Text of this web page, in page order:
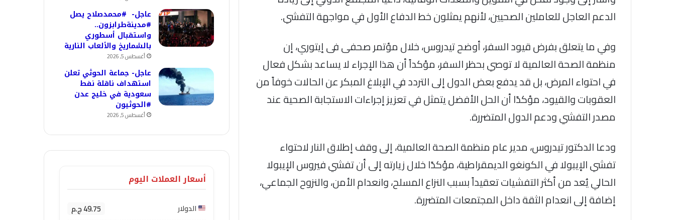
الدعم العاجل للعاملين الصحيين، لأنهم يمثلون خط الدفاع الأول في مواجهة التفشي.
وفي ما يتعلق بفرض قيود السفر، أوضح تيدروس، خلال مؤتمر صحفى فى إيتوري، إن
منظمة الصحة العالمية لا توصي بحظر السفر، مؤكداً أن هذا الإجراء لا يساعد بشكل فعال
في احتواء المرض، بل قد يدفع بعض الدول إلى التردد في الإبلاغ المبكر عن الحالات خوفاً من
العقوبات والقيود، مؤكدًا أن الحل الأفضل يتمثل في تعزيز إجراءات الاستجابة الصحية عند
مصدر التفشي ودعم الدول المتضررة.
ودعا الدكتور تيدروس، مدير عام منظمة الصحة العالمية، إلى وقف إطلاق النار لاحتواء
تفشي الإيبولا في الكونغو الديمقراطية، مؤكدًا خلال زيارته إلى أن تفشي فيروس الإيبولا
الحالي يُعد من أكثر التفشيات تعقيداً بسبب النزاع المسلح، وانعدام الأمن، والنزوح الجماعي،
إضافة إلى انعدام الثقة داخل المجتمعات المتضررة.
عاجل- #محمدصلاح يصل
#مدينةطرابزون..
واستقبال أسطوري
بالشماريخ والألعاب النارية
أغسطس 5, 2026
عاجل- جماعة الحوثي تعلن
استهداف ناقلة نفط
سعودية في خليج عدن
#الحوثيون
أغسطس 5, 2026
أسعار العملات اليوم
الدولار 49.75 ج.م